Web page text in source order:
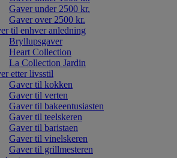
Gaver under 2500 kr.
Gaver over 2500 kr.
til enhver anledning
Bryllupsgaver
Heart Collection
La Collection Jardin
etter livsstil
Gaver til kokken
Gaver til verten
Gaver til bakeentusiasten
Gaver til teelskeren
Gaver til baristaen
Gaver til vinelskeren
Gaver til grillmesteren